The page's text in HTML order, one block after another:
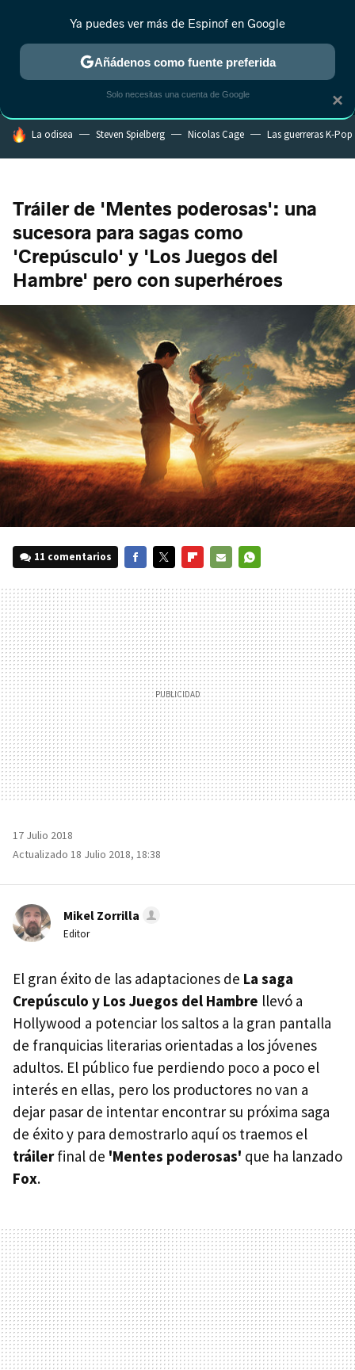
MENÚ NUEVO
ESTRENOS REALITY ANIME RANKINGS CINE
HOY SE HABLA DE
La odisea Steven Spielberg Nicolas Cage Las guerreras K-Pop
Tráiler de 'Mentes poderosas': una
sucesora para sagas como
'Crepúsculo' y 'Los Juegos del
Hambre' pero con superhéroes
11 comentarios
MAIL
17 Julio 2018
Actualizado 18 Julio 2018, 18:38
Mikel Zorrilla
Editor
El gran éxito de las adaptaciones de La saga
Crepúsculo y Los Juegos del Hambre llevó a
Hollywood a potenciar los saltos a la gran pantalla
de franquicias literarias orientadas a los jóvenes
adultos. El público fue perdiendo poco a poco el
interés en ellas, pero los productores no van a
dejar pasar de intentar encontrar su próxima saga
de éxito y para demostrarlo aquí os traemos el
tráilerfinal de 'Mentes poderosas' que ha lanzado
Fox.
×
Ya puedes ver más de Espinof en Google
Añádenos como fuente preferida
Solo necesitas una cuenta de Google